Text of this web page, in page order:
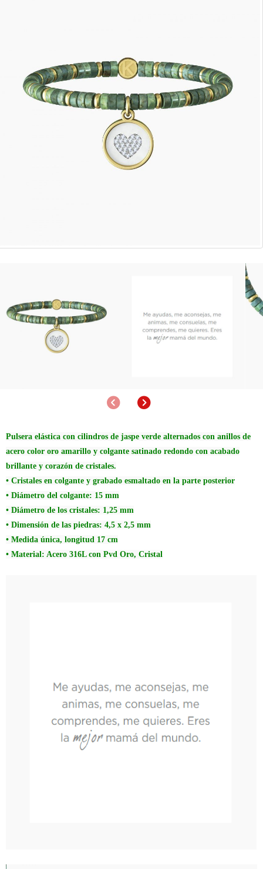
AnteriorSiguiente
Pulsera elástica con cilindros de jaspe verde alternados con anillos de
acero color oro amarillo y colgante satinado redondo con acabado
brillante y corazón de cristales.
• Cristales en colgante y grabado esmaltado en la parte posterior
• Diámetro del colgante: 15 mm
• Diámetro de los cristales: 1,25 mm
• Dimensión de las piedras: 4,5 x 2,5 mm
• Medida única, longitud 17 cm
• Material: Acero 316L con Pvd Oro, Cristal